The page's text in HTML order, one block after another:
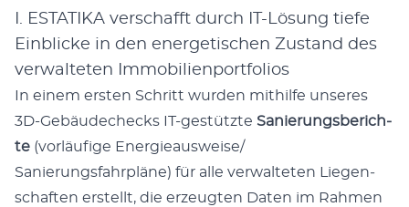
I. ESTATIKA verschafft durch IT-Lösung tiefe
Einblicke in den energetischen Zustand des
verwalteten Immobilienportfolios
In einem ers­ten Schritt wur­den mit­hil­fe unse­res
3D-Gebäu­de­checks IT-gestütz­te Sanie­rungs­be­rich­
te (vor­läu­fi­ge Energieausweise/​
Sanierungsfahrpläne) für alle ver­wal­te­ten Lie­gen­
schaf­ten erstellt, die erzeug­ten Daten im Rah­men